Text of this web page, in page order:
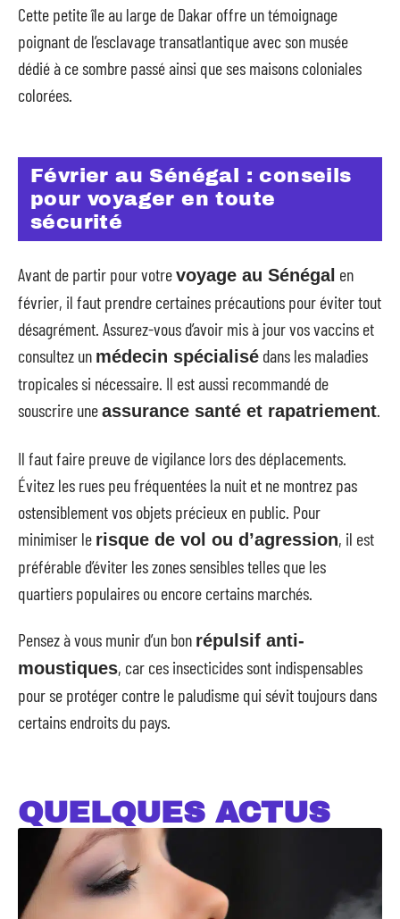
Cette petite île au large de Dakar offre un témoignage
poignant de l’esclavage transatlantique avec son musée
dédié à ce sombre passé ainsi que ses maisons coloniales
colorées.
Février au Sénégal : conseils
pour voyager en toute
sécurité
Avant de partir pour votrevoyage au Sénégal en
février, il faut prendre certaines précautions pour éviter tout
désagrément. Assurez-vous d’avoir mis à jour vos vaccins et
consultez un médecin spécialisé dans les maladies
tropicales si nécessaire. Il est aussi recommandé de
souscrire uneassurance santé et rapatriement.
Il faut faire preuve de vigilance lors des déplacements.
Évitez les rues peu fréquentées la nuit et ne montrez pas
ostensiblement vos objets précieux en public. Pour
minimiser le risque de vol ou d’agression, il est
préférable d’éviter les zones sensibles telles que les
quartiers populaires ou encore certains marchés.
Pensez à vous munir d’un bon répulsif anti-
moustiques, car ces insecticides sont indispensables
pour se protéger contre le paludisme qui sévit toujours dans
certains endroits du pays.
QUELQUES ACTUS